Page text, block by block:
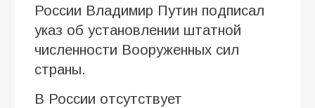
России Владимир Путин подписал
указ об установлении штатной
численности Вооруженных сил
страны.
В России отсутствует